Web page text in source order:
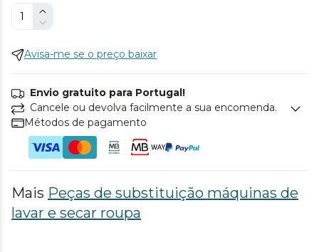
Avisa-me se o preço baixar
Envio gratuito para Portugal!
Cancele ou devolva facilmente a sua encomenda.
Métodos de pagamento
Mais Peças de substituição máquinas de
lavar e secar roupa